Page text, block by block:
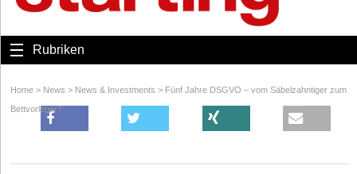
Rubriken
Home > News > News & Investments > Fünf Jahre DSGVO – vom Säbelzahntiger zum
Bettvorleger?